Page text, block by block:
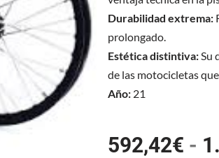
Durabilidad extrema:
prolongado.
Estética distintiva:Su
de las motocicletas
Año: 21
592,42€ -